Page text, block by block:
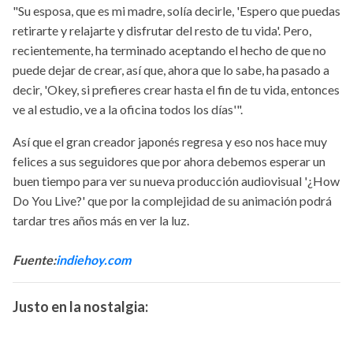
"Su esposa, que es mi madre, solía decirle, 'Espero que puedas
retirarte y relajarte y disfrutar del resto de tu vida'. Pero,
recientemente, ha terminado aceptando el hecho de que no
puede dejar de crear, así que, ahora que lo sabe, ha pasado a
decir, 'Okey, si prefieres crear hasta el fin de tu vida, entonces
ve al estudio, ve a la oficina todos los días'".
Así que el gran creador japonés regresa y eso nos hace muy
felices a sus seguidores que por ahora debemos esperar un
buen tiempo para ver su nueva producción audiovisual '¿How
Do You Live?' que por la complejidad de su animación podrá
tardar tres años más en ver la luz.
Fuente:indiehoy.com
Justo en la nostalgia: